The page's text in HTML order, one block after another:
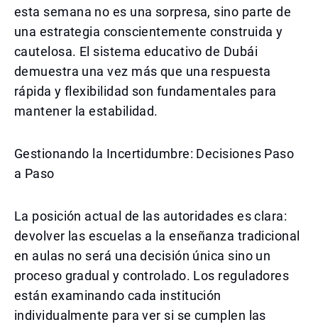
esta semana no es una sorpresa, sino parte de
una estrategia conscientemente construida y
cautelosa. El sistema educativo de Dubái
demuestra una vez más que una respuesta
rápida y flexibilidad son fundamentales para
mantener la estabilidad.
Gestionando la Incertidumbre: Decisiones Paso
a Paso
La posición actual de las autoridades es clara:
devolver las escuelas a la enseñanza tradicional
en aulas no será una decisión única sino un
proceso gradual y controlado. Los reguladores
están examinando cada institución
individualmente para ver si se cumplen las